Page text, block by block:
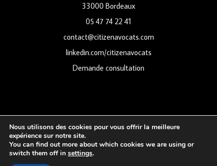
33000 Bordeaux
05 47 74 22 41
contact@citizenavocats.com
linkedin.com/citizenavocats
Demande consultation
©2026 Citizen Avocats
Nous utilisons des cookies pour vous offrir la meilleure
expérience sur notre site.
You can find out more about which cookies we are using or
switch them off in settings.